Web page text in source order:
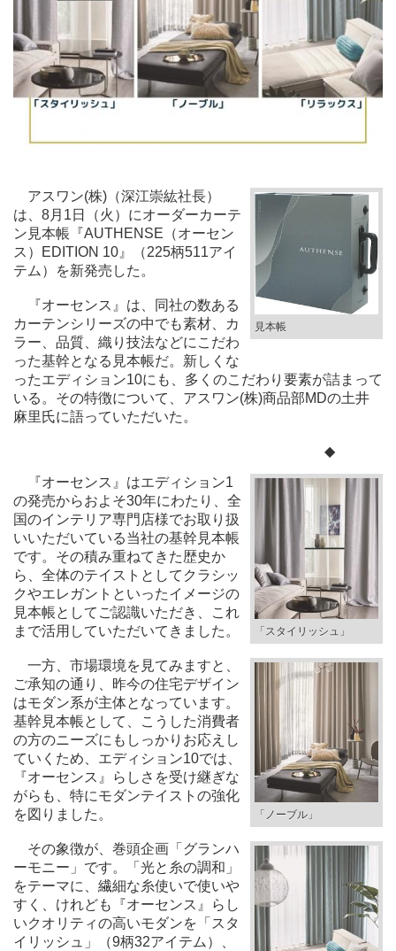
見本帳
アスワン(株)（深江崇紘社長）
は、8月1日（火）にオーダーカーテ
ン見本帳『AUTHENSE（オーセン
ス）EDITION 10』（225柄511アイ
テム）を新発売した。
『オーセンス』は、同社の数ある
カーテンシリーズの中でも素材、カ
ラー、品質、織り技法などにこだわ
った基幹となる見本帳だ。新しくな
ったエディション10にも、多くのこだわり要素が詰まって
いる。その特徴について、アスワン(株)商品部MDの土井
麻里氏に語っていただいた。
◆
「スタイリッシュ」
「ノーブル」
『オーセンス』はエディション1
の発売からおよそ30年にわたり、全
国のインテリア専門店様でお取り扱
いいただいている当社の基幹見本帳
です。その積み重ねてきた歴史か
ら、全体のテイストとしてクラシッ
クやエレガントといったイメージの
見本帳としてご認識いただき、これ
まで活用していただいてきました。
一方、市場環境を見てみますと、
ご承知の通り、昨今の住宅デザイン
はモダン系が主体となっています。
基幹見本帳として、こうした消費者
の方のニーズにもしっかりお応えし
ていくため、エディション10では、
『オーセンス』らしさを受け継ぎな
がらも、特にモダンテイストの強化
を図りました。
その象徴が、巻頭企画「グランハ
ーモニー」です。「光と糸の調和」
をテーマに、繊細な糸使いで使いや
すく、けれども『オーセンス』らし
いクオリティの高いモダンを「スタ
イリッシュ」（9柄32アイテム）、